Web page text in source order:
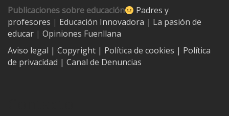
Publicaciones sobre educación
Padres y
profesores | Educación Innovadora | La pasión de
educar | Opiniones Fuenllana
Aviso legal | Copyright | Política de cookies | Política
de privacidad | Canal de Denuncias